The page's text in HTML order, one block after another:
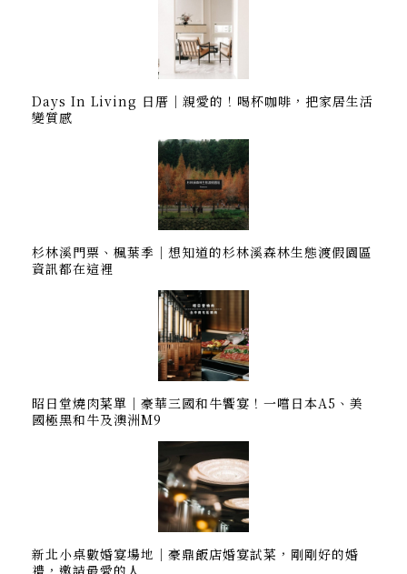
Days In Living 日厝｜親愛的！喝杯咖啡，把家居生活
變質感
杉林溪門票、楓葉季｜想知道的杉林溪森林生態渡假園區
資訊都在這裡
昭日堂燒肉菜單｜豪華三國和牛饗宴！一嚐日本A5、美
國極黑和牛及澳洲M9
新北小桌數婚宴場地｜豪鼎飯店婚宴試菜，剛剛好的婚